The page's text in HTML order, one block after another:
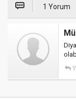
1 Yorum